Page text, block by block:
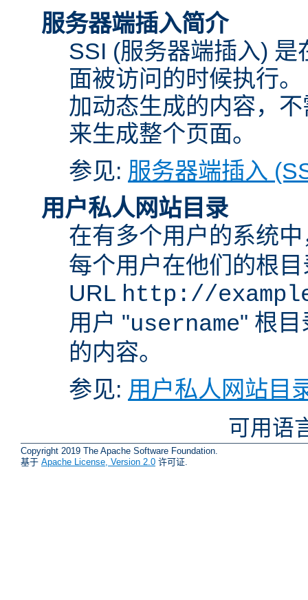
服务器端插入简介
SSI (服务器端插入)
面被访问的时候执行
加动态生成的内容，
来生成整个页面。
参见: 服务器端插入
用户私人网站目录
在有多个用户的系统
每个用户在他们的根
URL http://
用户 "username" 根
的内容。
参见: 用户私人网站目
可用语
Copyright 2019 The Apache Software Foundation.
基于 Apache License, Version 2.0 许可证.